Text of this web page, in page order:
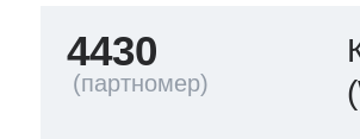
4430